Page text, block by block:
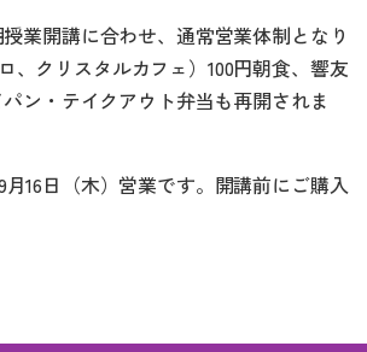
業開講に合わせ、通常営業体制となり
、クリスタルカフェ）100円朝食、響友
ン・テイクアウト弁当も再開されま
16日（木）営業です。開講前にご購入